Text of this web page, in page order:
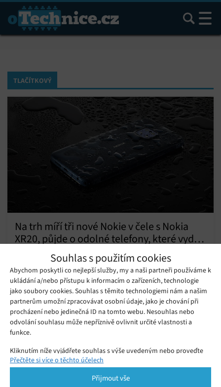
Souhlas s použitím cookies
Abychom poskytli co nejlepší služby, my a naši partneři používáme k
ukládání a/nebo přístupu k informacím o zařízeních, technologie
jako soubory cookies. Souhlas s těmito technologiemi nám a našim
partnerům umožní zpracovávat osobní údaje, jako je chování při
procházení nebo jedinečná ID na tomto webu. Nesouhlas nebo
odvolání souhlasu může nepříznivě ovlivnit určité vlastnosti a
funkce.
Kliknutím níže vyjádřete souhlas s výše uvedeným nebo proveďte
podrobnější rozhodnutí. Vaše volby budou použity pouze na tomto
pomocí přepínačů v Zásadách cookies nebo kliknutím na tlačítko
Přečtěte si více o těchto účelech
Přijmout vše
Hledat
TLAČÍTKOVÝ
Na trh míří tři nové Nokie v čele s Nokia
XR20, půjde o odolné telefony, které vydrží
roky používání
Společnost HMD Global, výrobce telefonů Nokia, se pochlubila
třemi novými telefony a jedněmi bezdrátovými sluchátky.
Nokia možná chystá nový tlačítkový
telefon
Čtvrtek 21. 12. 2017 Redakce